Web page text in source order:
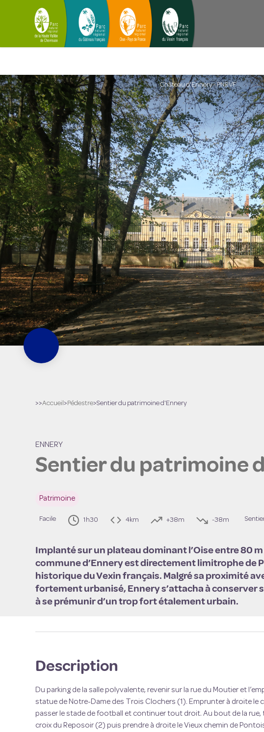
Château d'Ennery - PNRVF
>>Accueil > Pédestre>Sentier du patrimoine d'Ennery
ENNERY
Sentier du patrimoine
Patrimoine
Facile 1h30 4km +38m -38m
Implanté sur un plateau dominant l’Oise entre 80
commune d’Ennery est directement limitrophe de
historique du Vexin français. Malgré sa proximité
fortement urbanisé, Ennery s’attacha à conserver
à se prémunir d’un trop fort étalement urbain.
Description
Du parking de la salle polyvalente, revenir sur la rue du Moutier et
statue de Notre-Dame des Trois Clochers (1). Emprunter à droite le
passer le stade de football et continuer tout droit. Au bout de la rue,
croix du Reposoir (2) puis prendre à droite le Vieux chemin de